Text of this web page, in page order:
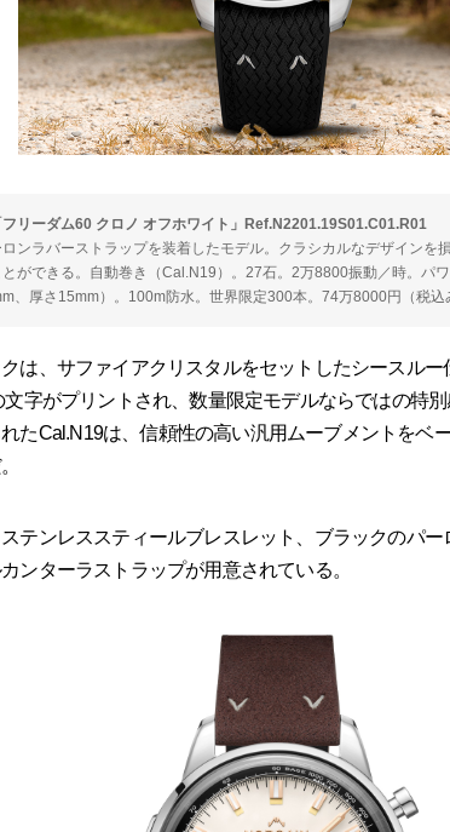
フリーダム60 クロノ オフホワイト」Ref.N2201.19S01.C01.R01
ンラバーストラップを装着したモデル。クラシカルなデザインを
ができる。自動巻き（Cal.N19）。27石。2万8800振動／時。パ
、厚さ15mm）。100m防水。世界限定300本。74万8000円（税込
は、サファイアクリスタルをセットしたシースルー
文字がプリントされ、数量限定モデルならではの特
たCal.N19は、信頼性の高い汎用ムーブメントをベ
テンレススティールブレスレット、ブラックのパー
ンターラストラップが用意されている。